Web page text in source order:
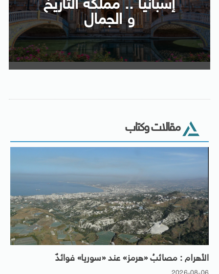
إسبانيا .. مملكة التاريخ
و الجمال
مقالات وكتاب
الأهرام : مصائبُ «هرمز» عند «سوريا» فوائدٌ